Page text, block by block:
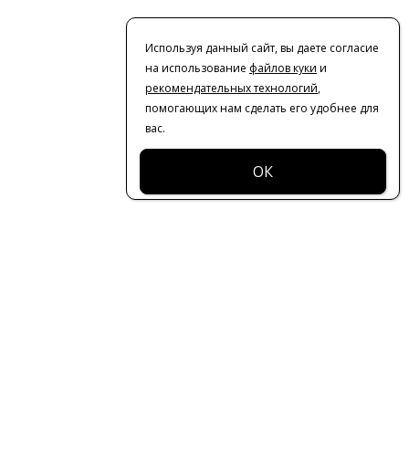
Используя данный сайт, вы даете согласие
на использование файлов куки и
рекомендательных технологий,
помогающих нам сделать его удобнее для
вас.